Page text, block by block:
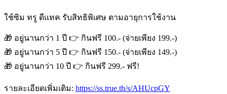
ใช้ซิม ทรู ดีแทค รับสิทธิพิเศษ ตามอายุการใช้งาน
🎁 อยู่นานกว่า 1 ปี 👉 กินฟรี 100.- (จ่ายเพียง 199.-)
🎁 อยู่นานกว่า 5 ปี 👉 กินฟรี 150.- (จ่ายเพียง 149.-)
🎁 อยู่นานกว่า 10 ปี 👉 กินฟรี 299.- ฟรี!
รายละเอียดเพิ่มเติม: https://ss.true.th/s/AHUcpGY